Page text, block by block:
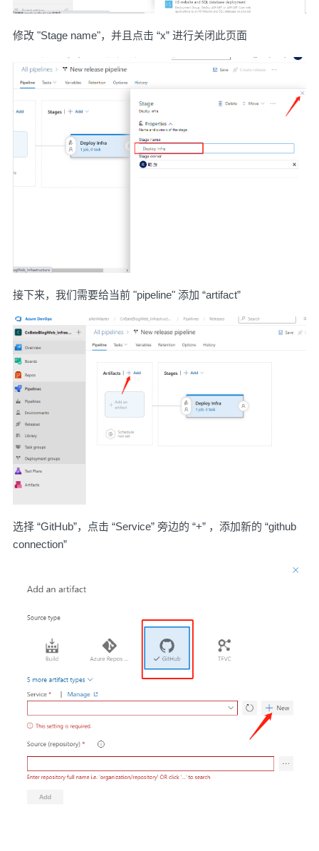
修改 "Stage name"，并且点击 “x” 进行关闭此页面
接下来，我们需要给当前 "pipeline" 添加 “artifact”
选择 “GitHub”，点击 “Service” 旁边的 “+” ，添加新的 “github
connection”